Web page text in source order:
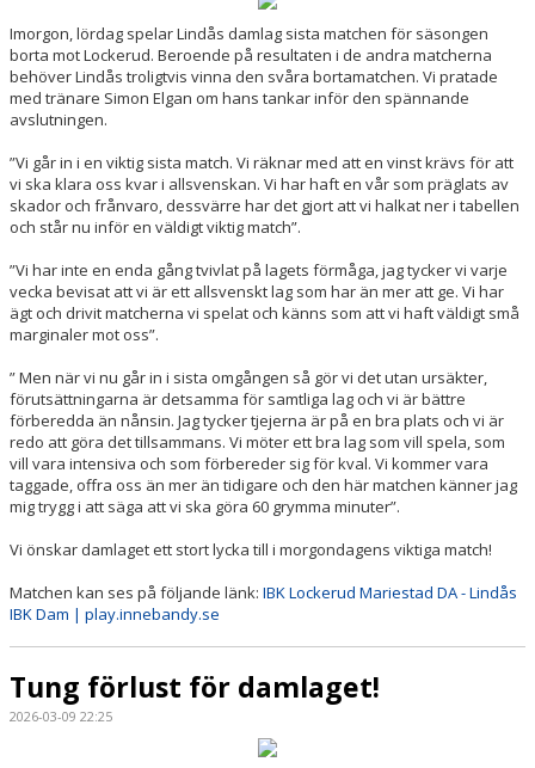
Imorgon, lördag spelar Lindås damlag sista matchen för säsongen
borta mot Lockerud. Beroende på resultaten i de andra matcherna
behöver Lindås troligtvis vinna den svåra bortamatchen. Vi pratade
med tränare Simon Elgan om hans tankar inför den spännande
avslutningen.
”Vi går in i en viktig sista match. Vi räknar med att en vinst krävs för att
vi ska klara oss kvar i allsvenskan. Vi har haft en vår som präglats av
skador och frånvaro, dessvärre har det gjort att vi halkat ner i tabellen
och står nu inför en väldigt viktig match”.
”Vi har inte en enda gång tvivlat på lagets förmåga, jag tycker vi varje
vecka bevisat att vi är ett allsvenskt lag som har än mer att ge. Vi har
ägt och drivit matcherna vi spelat och känns som att vi haft väldigt små
marginaler mot oss”.
” Men när vi nu går in i sista omgången så gör vi det utan ursäkter,
förutsättningarna är detsamma för samtliga lag och vi är bättre
förberedda än nånsin. Jag tycker tjejerna är på en bra plats och vi är
redo att göra det tillsammans. Vi möter ett bra lag som vill spela, som
vill vara intensiva och som förbereder sig för kval. Vi kommer vara
taggade, offra oss än mer än tidigare och den här matchen känner jag
mig trygg i att säga att vi ska göra 60 grymma minuter”.
Vi önskar damlaget ett stort lycka till i morgondagens viktiga match!
Matchen kan ses på följande länk: IBK Lockerud Mariestad DA - Lindås
IBK Dam | play.innebandy.se
Tung förlust för damlaget!
2026-03-09 22:25